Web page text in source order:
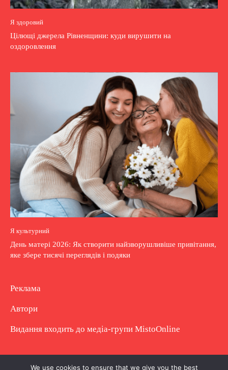
Я здоровий
Цілющі джерела Рівненщини: куди вирушити на
оздоровлення
Я культурний
День матері 2026: Як створити найзворушливіше привітання,
яке збере тисячі переглядів і подяки
Реклама
Автори
Видання входить до медіа-групи MistoOnline
Copyright © Повне використання матеріалу
We use cookies to ensure that we give you the best